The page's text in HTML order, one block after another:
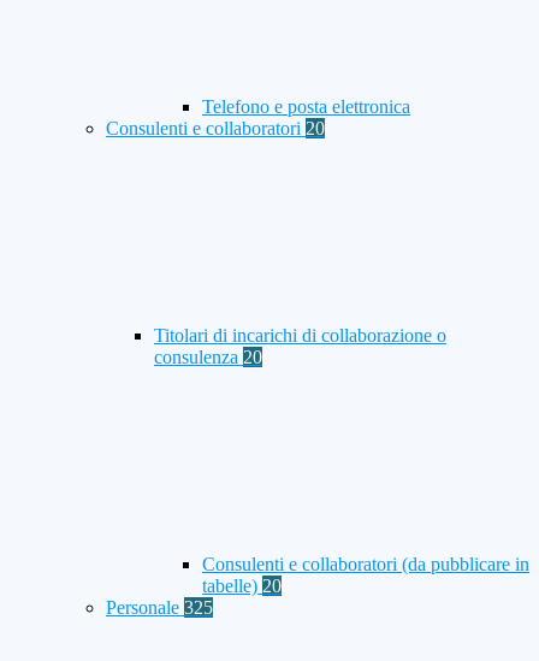
Telefono e posta elettronica
Consulenti e collaboratori 20
Titolari di incarichi di collaborazione o
consulenza 20
Consulenti e collaboratori (da pubblicare in
tabelle) 20
Personale 325